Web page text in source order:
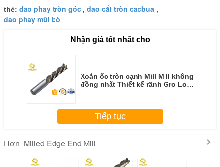
thẻ: dao phay tròn góc , dao cắt tròn cacbua ,
dao phay mũi bò
Nhận giá tốt nhất cho
Xoắn ốc tròn cạnh Mill Mill không
đồng nhất Thiết kế rãnh Gro Loại
Tiếp tục
Hơn Milled Edge End Mill